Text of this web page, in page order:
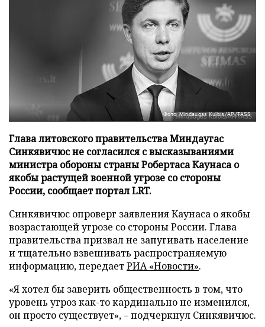
Фото: Mindaugas Kulbis/AP/TASS
Глава литовского правительства Миндаугас
Синкявичюс не согласился с высказываниями
министра обороны страны Робертаса Каунаса о
якобы растущей военной угрозе со стороны
России, сообщает портал LRT.
Синкявичюс опроверг заявления Каунаса о якобы
возрастающей угрозе со стороны России. Глава
правительства призвал не запугивать население
и тщательно взвешивать распространяемую
информацию, передаетРИА «Новости».
«Я хотел бы заверить общественность в том, что
уровень угроз как-то кардинально не изменился,
он просто существует», – подчеркнул Синкявичюс.